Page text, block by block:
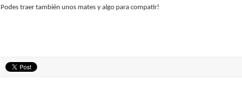
Podes traer también unos mates y algo para compatir!